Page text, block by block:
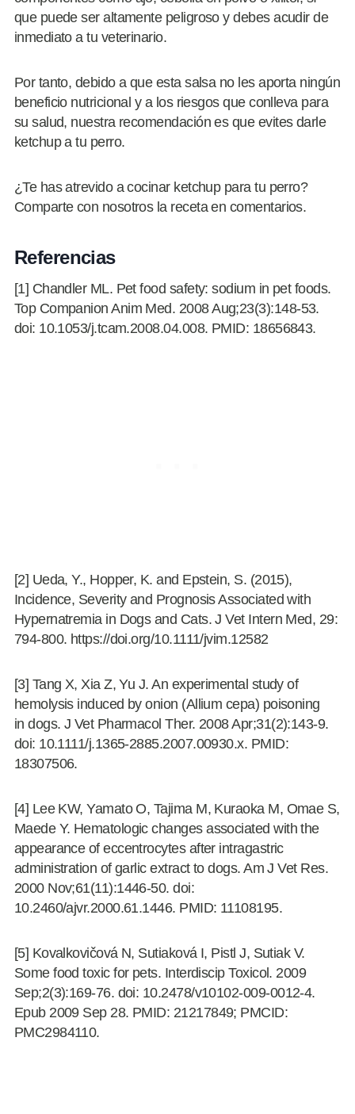
que puede ser altamente peligroso y debes acudir de
inmediato a tu veterinario.
Por tanto, debido a que esta salsa no les aporta ningún
beneficio nutricional y a los riesgos que conlleva para
su salud, nuestra recomendación es que evites darle
ketchup a tu perro.
¿Te has atrevido a cocinar ketchup para tu perro?
Comparte con nosotros la receta en comentarios.
Referencias
[1] Chandler ML. Pet food safety: sodium in pet foods.
Top Companion Anim Med. 2008 Aug;23(3):148-53.
doi: 10.1053/j.tcam.2008.04.008. PMID: 18656843.
[2] Ueda, Y., Hopper, K. and Epstein, S. (2015),
Incidence, Severity and Prognosis Associated with
Hypernatremia in Dogs and Cats. J Vet Intern Med, 29:
794-800. https://doi.org/10.1111/jvim.12582
[3] Tang X, Xia Z, Yu J. An experimental study of
hemolysis induced by onion (Allium cepa) poisoning
in dogs. J Vet Pharmacol Ther. 2008 Apr;31(2):143-9.
doi: 10.1111/j.1365-2885.2007.00930.x. PMID:
18307506.
[4] Lee KW, Yamato O, Tajima M, Kuraoka M, Omae S,
Maede Y. Hematologic changes associated with the
appearance of eccentrocytes after intragastric
administration of garlic extract to dogs. Am J Vet Res.
2000 Nov;61(11):1446-50. doi:
10.2460/ajvr.2000.61.1446. PMID: 11108195.
[5] Kovalkovičová N, Sutiaková I, Pistl J, Sutiak V.
Some food toxic for pets. Interdiscip Toxicol. 2009
Sep;2(3):169-76. doi: 10.2478/v10102-009-0012-4.
Epub 2009 Sep 28. PMID: 21217849; PMCID:
PMC2984110.